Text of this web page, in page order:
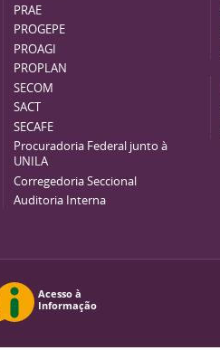
PRAE
PROGEPE
PROAGI
PROPLAN
SECOM
SACT
SECAFE
Procuradoria Federal junto à
UNILA
Corregedoria Seccional
Auditoria Interna